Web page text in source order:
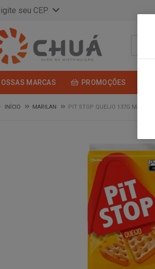
seu CEP
MARCAS PROMOÇÕES
INÍCIO MARILAN PIT STOP QUEIJO 137G MARILAN